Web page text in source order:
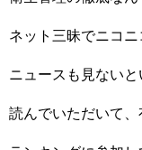
ネット三昧でニコニ
ニュースも見ないと
読んでいただいて、